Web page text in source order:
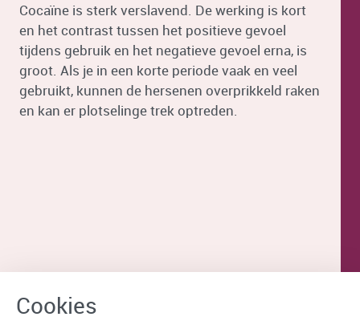
Cocaïne is sterk verslavend. De werking is kort
en het contrast tussen het positieve gevoel
tijdens gebruik en het negatieve gevoel erna, is
groot. Als je in een korte periode vaak en veel
gebruikt, kunnen de hersenen overprikkeld raken
en kan er plotselinge trek optreden.